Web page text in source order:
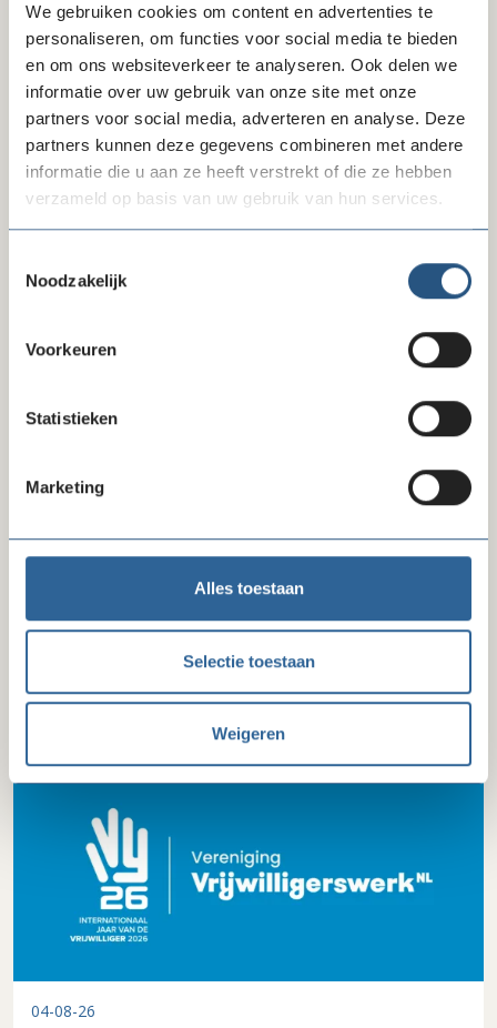
We gebruiken cookies om content en advertenties te
personaliseren, om functies voor social media te bieden
en om ons websiteverkeer te analyseren. Ook delen we
informatie over uw gebruik van onze site met onze
partners voor social media, adverteren en analyse. Deze
partners kunnen deze gegevens combineren met andere
informatie die u aan ze heeft verstrekt of die ze hebben
verzameld op basis van uw gebruik van hun services.
Noodzakelijk
Voorkeuren
Statistieken
Marketing
Alles toestaan
Selectie toestaan
Weigeren
06-08-26
Bespaar op afvalinzameling met Renewi
04-08-26